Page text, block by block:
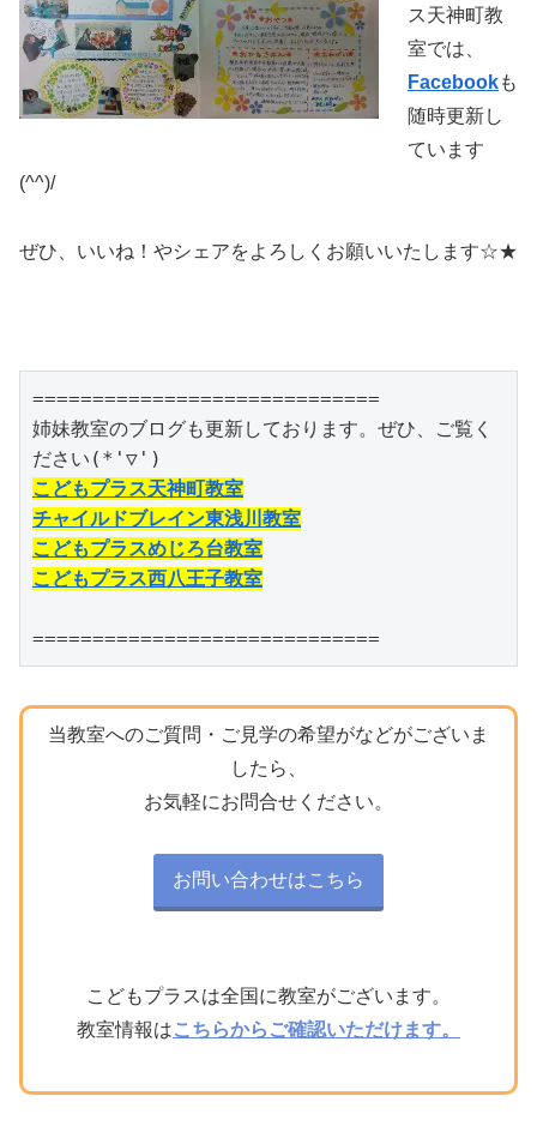
ス天神町教
室では、
Facebookも
随時更新し
ています
(^^)/
ぜひ、いいね！やシェアをよろしくお願いいたします☆★
=============================
姉妹教室のブログも更新しております。ぜひ、ご覧く
こどもプラス天神町教室
チャイルドブレイン東浅川教室
こどもプラスめじろ台教室
こどもプラス西八王子教室
=============================
当教室へのご質問・ご見学の希望がなどがございま
したら、
お気軽にお問合せください。
お問い合わせはこちら
こどもプラスは全国に教室がございます。
教室情報はこちらからご確認いただけます。